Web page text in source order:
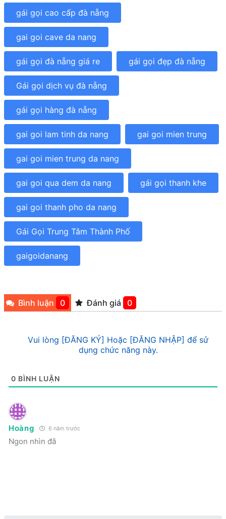
gái gọi cao cấp đà nẵng
gai goi cave da nang
gái gọi đà nẵng giá re gái gọi đẹp đà nẵng
Gái gọi dịch vụ đà nẵng
gái gọi hàng đà nẵng
gai goi lam tinh da nang gai goi mien trung
gai goi mien trung da nang
gai goi qua dem da nang gái gọi thanh khe
gai goi thanh pho da nang
Gái Gọi Trung Tâm Thành Phố
gaigoidanang
Bình luận 0 Đánh giá 0
Vui lòng [ĐĂNG KÝ] Hoặc [ĐĂNG NHẬP] để sử
dụng chức năng này.
0 BÌNH LUẬN
Hoàng 6 năm trước
Ngon nhìn đã